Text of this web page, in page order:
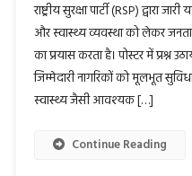
राष्ट्रीय सुरक्षा पार्टी (RSP) द्वारा
और स्वास्थ्य व्यवस्था को लेकर
का प्रयास करता है। पोस्टर में प्रश्न
जिम्मेदारी नागरिकों को मूलभूत
स्वास्थ्य जैसी आवश्यक […]
Continue Reading